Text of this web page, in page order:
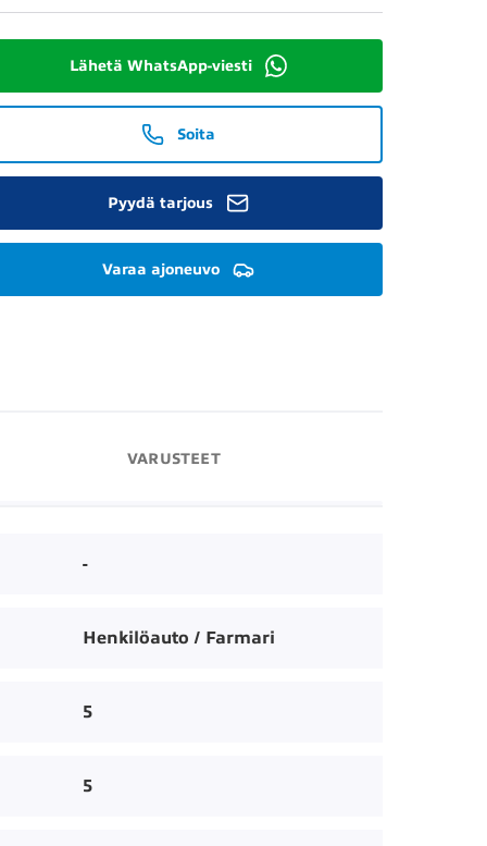
Lähetä WhatsApp-viesti
Soita
Pyydä tarjous
Varaa ajoneuvo
VARUSTEET
-
Henkilöauto / Farmari
5
5